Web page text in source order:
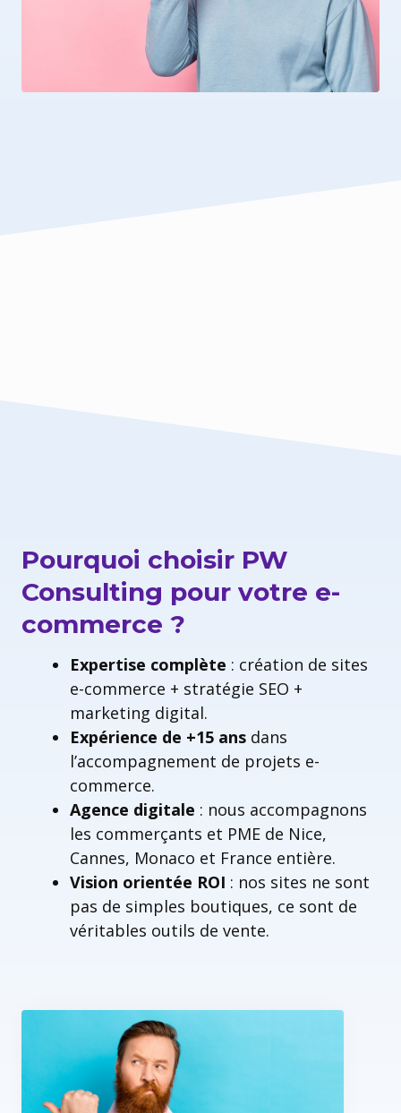
Pourquoi choisir PW
Consulting pour votre e-
commerce ?
Expertise complète : création de sites
e-commerce + stratégie SEO +
marketing digital.
Expérience de +15 ans dans
l’accompagnement de projets e-
commerce.
Agence digitale : nous accompagnons
les commerçants et PME de Nice,
Cannes, Monaco et France entière.
Vision orientée ROI : nos sites ne sont
pas de simples boutiques, ce sont de
véritables outils de vente.